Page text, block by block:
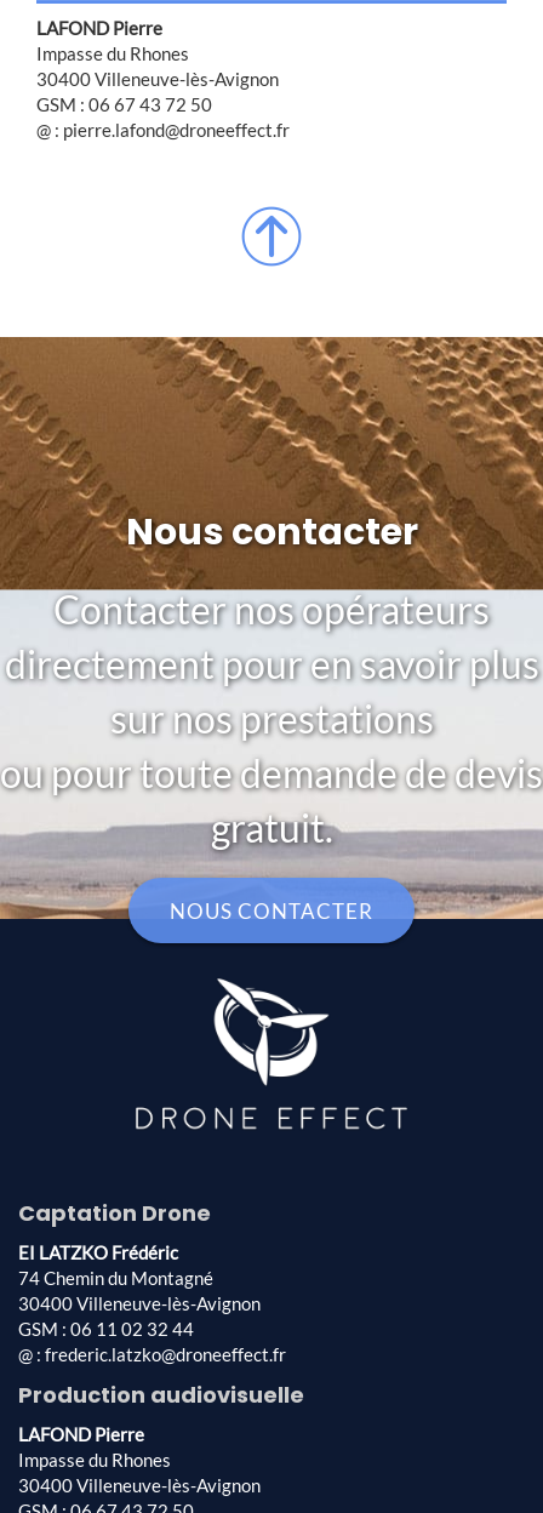
LAFOND Pierre
Impasse du Rhones
30400 Villeneuve-lès-Avignon
GSM : 06 67 43 72 50
@ : pierre.lafond@droneeffect.fr
Nous contacter
Contacter nos opérateurs
directement pour en savoir plus
sur nos prestations
ou pour toute demande de devis
gratuit.
NOUS CONTACTER
Captation Drone
EI LATZKO Frédéric
74 Chemin du Montagné
30400 Villeneuve-lès-Avignon
GSM : 06 11 02 32 44
@ : frederic.latzko@droneeffect.fr
Production audiovisuelle
LAFOND Pierre
Impasse du Rhones
30400 Villeneuve-lès-Avignon